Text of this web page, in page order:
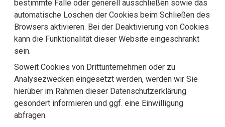
bestimmte Fälle oder generell ausschließen sowie das
automatische Löschen der Cookies beim Schließen des
Browsers aktivieren. Bei der Deaktivierung von Cookies
kann die Funktionalität dieser Website eingeschränkt
sein.
Soweit Cookies von Drittunternehmen oder zu
Analysezwecken eingesetzt werden, werden wir Sie
hierüber im Rahmen dieser Datenschutzerklärung
gesondert informieren und ggf. eine Einwilligung
abfragen.